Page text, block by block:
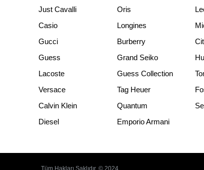
Just Cavalli
Oris
Casio
Longines
Gucci
Burberry
Guess
Grand Seiko
Lacoste
Guess Collection
Versace
Tag Heuer
Calvin Klein
Quantum
Diesel
Emporio Armani